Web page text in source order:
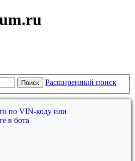
Поиск Расширенный поиск